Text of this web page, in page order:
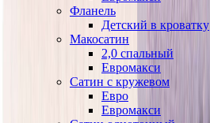
Фланель
Детский в кроватку
Макосатин
2,0 спальный
Евромакси
Сатин с кружевом
Евро
Евромакси